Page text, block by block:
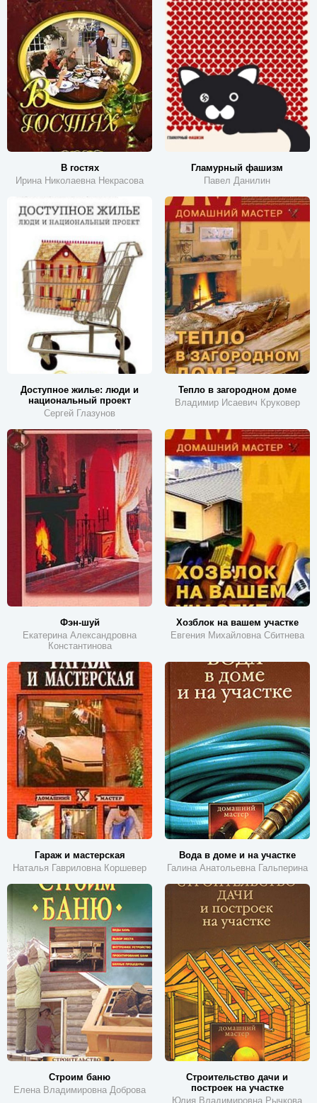
В гостях
Ирина Николаевна Некрасова
Гламурный фашизм
Павел Данилин
Доступное жилье: люди и
национальный проект
Сергей Глазунов
Тепло в загородном доме
Владимир Исаевич Круковер
Фэн-шуй
Екатерина Александровна
Константинова
Хозблок на вашем участке
Евгения Михайловна Сбитнева
Гараж и мастерская
Наталья Гавриловна Коршевер
Вода в доме и на участке
Галина Анатольевна Гальперина
Строим баню
Елена Владимировна Доброва
Строительство дачи и
построек на участке
Юлия Владимировна Рычкова